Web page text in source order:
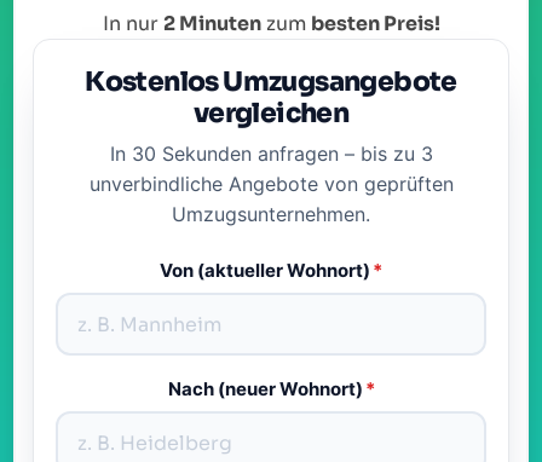
In nur2 Minutenzum besten Preis!
Kostenlos Umzugsangebote
vergleichen
In 30 Sekunden anfragen – bis zu 3
unverbindliche Angebote von geprüften
Umzugsunternehmen.
Von (aktueller Wohnort) *
Nach (neuer Wohnort) *